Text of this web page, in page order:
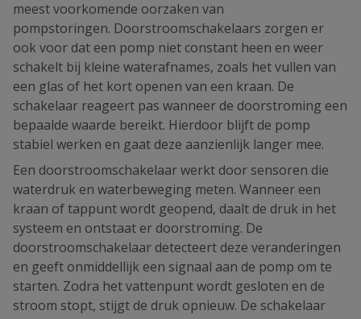
meest voorkomende oorzaken van
pompstoringen. Doorstroomschakelaars zorgen er
ook voor dat een pomp niet constant heen en weer
schakelt bij kleine waterafnames, zoals het vullen van
een glas of het kort openen van een kraan. De
schakelaar reageert pas wanneer de doorstroming een
bepaalde waarde bereikt. Hierdoor blijft de pomp
stabiel werken en gaat deze aanzienlijk langer mee.
Een doorstroomschakelaar werkt door sensoren die
waterdruk en waterbeweging meten. Wanneer een
kraan of tappunt wordt geopend, daalt de druk in het
systeem en ontstaat er doorstroming. De
doorstroomschakelaar detecteert deze veranderingen
en geeft onmiddellijk een signaal aan de pomp om te
starten. Zodra het vattenpunt wordt gesloten en de
stroom stopt, stijgt de druk opnieuw. De schakelaar